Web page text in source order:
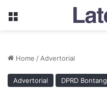
Menu
Home /Advertorial
Advertorial DPRD Bontang